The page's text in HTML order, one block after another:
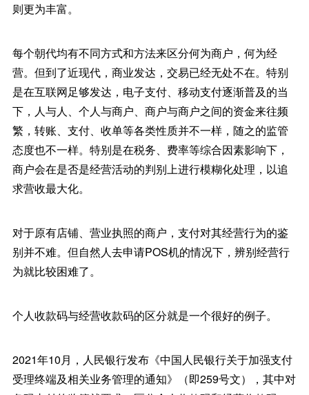
则更为丰富。
每个朝代均有不同方式和方法来区分何为商户，何为经
营。但到了近现代，商业发达，交易已经无处不在。特别
是在互联网足够发达，电子支付、移动支付逐渐普及的当
下，人与人、个人与商户、商户与商户之间的资金来往频
繁，转账、支付、收单等各类性质并不一样，随之的监管
态度也不一样。特别是在税务、费率等综合因素影响下，
商户会在是否是经营活动的判别上进行模糊化处理，以追
求营收最大化。
对于原有店铺、营业执照的商户，支付对其经营行为的鉴
别并不难。但自然人去申请POS机的情况下，辨别经营行
为就比较困难了。
个人收款码与经营收款码的区分就是一个很好的例子。
2021年10月，人民银行发布《中国人民银行关于加强支付
受理终端及相关业务管理的通知》（即259号文），其中对